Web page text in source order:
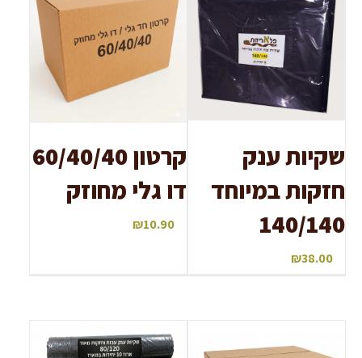
שקיות ענק
חזקות במיוחד
140/140
₪38.00
קרטון 60/40/40
דו גלי מחוזק
₪10.90